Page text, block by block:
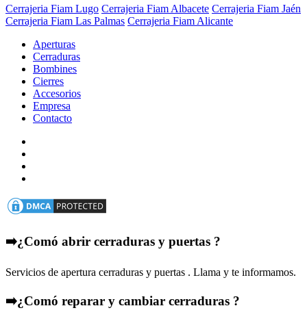
Cerrajeria Fiam Lugo Cerrajeria Fiam Albacete Cerrajeria Fiam Jaén
Cerrajeria Fiam Las Palmas Cerrajeria Fiam Alicante
Aperturas
Cerraduras
Bombines
Cierres
Accesorios
Empresa
Contacto
➡️¿Comó abrir cerraduras y puertas ?
Servicios de apertura cerraduras y puertas . Llama y te informamos.
➡️¿Comó reparar y cambiar cerraduras ?